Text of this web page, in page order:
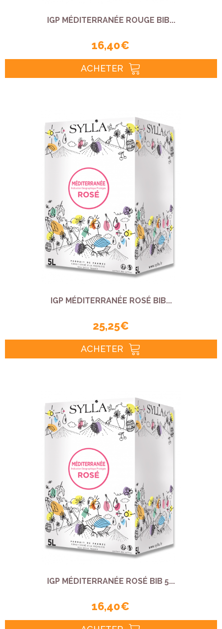
IGP MÉDITERRANÉE ROUGE BIB...
16,40 €
ACHETER
IGP MÉDITERRANÉE ROSÉ BIB...
25,25 €
ACHETER
IGP MÉDITERRANÉE ROSÉ BIB 5...
16,40 €